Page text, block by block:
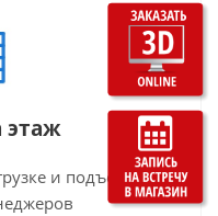
этаж
и подъему